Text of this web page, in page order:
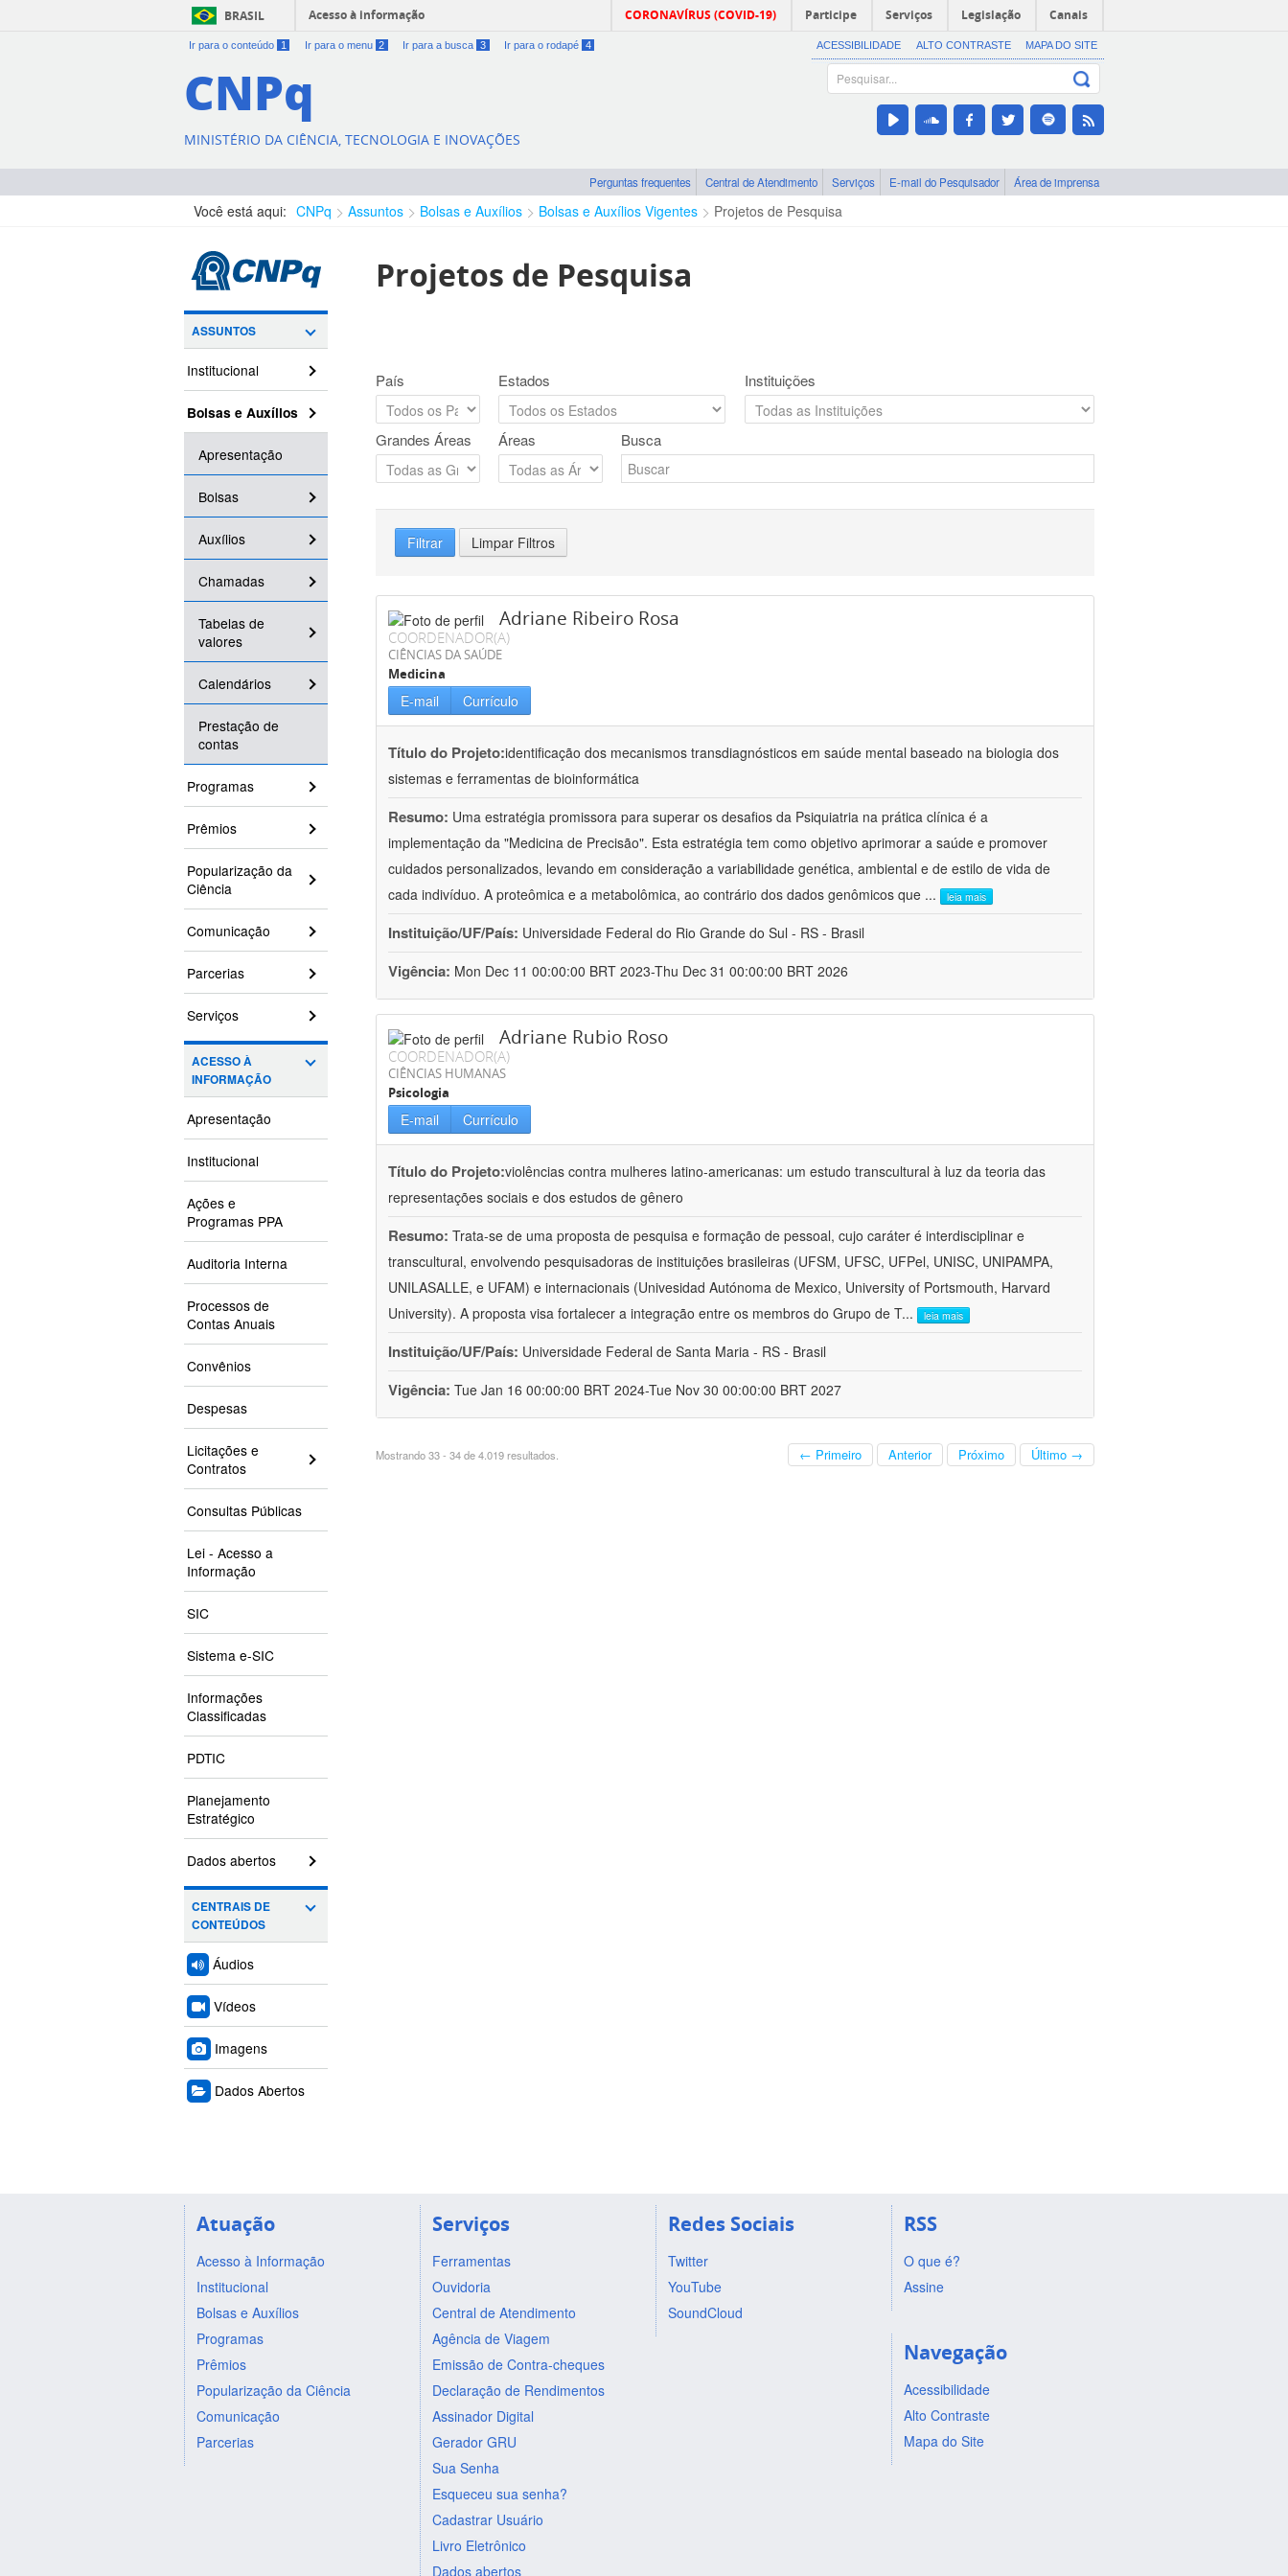
BRASIL Acesso à informação CORONAVÍRUS (COVID-19) Participe Serviços Legislação Canais
Ir para o conteúdo 1 Ir para o menu 2 Ir para a busca 3 Ir para o rodapé 4 ACESSIBILIDADE ALTO CONTRASTE MAPA DO SITE
CNPq
MINISTÉRIO DA CIÊNCIA, TECNOLOGIA E INOVAÇÕES
Perguntas frequentes Central de Atendimento Serviços E-mail do Pesquisador Área de imprensa
Você está aqui: CNPq Assuntos Bolsas e Auxílios Bolsas e Auxílios Vigentes Projetos de Pesquisa
ASSUNTOS
Institucional
Bolsas e Auxílios
Apresentação
Bolsas
Auxílios
Chamadas
Tabelas de
valores
Calendários
Prestação de
contas
Programas
Prêmios
Popularização da
Ciência
Comunicação
Parcerias
Serviços
ACESSO À
INFORMAÇÃO
Apresentação
Institucional
Ações e
Programas PPA
Auditoria Interna
Processos de
Contas Anuais
Convênios
Despesas
Licitações e
Contratos
Consultas Públicas
Lei - Acesso a
Informação
SIC
Sistema e-SIC
Informações
Classificadas
PDTIC
Planejamento
Estratégico
Dados abertos
CENTRAIS DE
CONTEÚDOS
Áudios
Vídeos
Imagens
Dados Abertos
Projetos de Pesquisa
País Estados Instituições
Grandes Áreas Áreas Busca
Filtrar Limpar Filtros
Adriane Ribeiro Rosa
COORDENADOR(A)
CIÊNCIAS DA SAÚDE
Medicina
E-mail Currículo
Título do Projeto:identificação dos mecanismos transdiagnósticos em saúde mental baseado na biologia dos
sistemas e ferramentas de bioinformática
Resumo: Uma estratégia promissora para superar os desafios da Psiquiatria na prática clínica é a
implementação da "Medicina de Precisão". Esta estratégia tem como objetivo aprimorar a saúde e promover
cuidados personalizados, levando em consideração a variabilidade genética, ambiental e de estilo de vida de
cada indivíduo. A proteômica e a metabolômica, ao contrário dos dados genômicos que ... leia mais
Instituição/UF/País: Universidade Federal do Rio Grande do Sul - RS - Brasil
Vigência: Mon Dec 11 00:00:00 BRT 2023-Thu Dec 31 00:00:00 BRT 2026
Adriane Rubio Roso
COORDENADOR(A)
CIÊNCIAS HUMANAS
Psicologia
E-mail Currículo
Título do Projeto:violências contra mulheres latino-americanas: um estudo transcultural à luz da teoria das
representações sociais e dos estudos de gênero
Resumo: Trata-se de uma proposta de pesquisa e formação de pessoal, cujo caráter é interdisciplinar e
transcultural, envolvendo pesquisadoras de instituições brasileiras (UFSM, UFSC, UFPel, UNISC, UNIPAMPA,
UNILASALLE, e UFAM) e internacionais (Univesidad Autónoma de Mexico, University of Portsmouth, Harvard
University). A proposta visa fortalecer a integração entre os membros do Grupo de T... leia mais
Instituição/UF/País: Universidade Federal de Santa Maria - RS - Brasil
Vigência: Tue Jan 16 00:00:00 BRT 2024-Tue Nov 30 00:00:00 BRT 2027
Mostrando 33 - 34 de 4.019 resultados. ← Primeiro Anterior Próximo Último →
Atuação
Acesso à Informação
Institucional
Bolsas e Auxílios
Programas
Prêmios
Popularização da Ciência
Comunicação
Parcerias
Serviços
Ferramentas
Ouvidoria
Central de Atendimento
Agência de Viagem
Emissão de Contra-cheques
Declaração de Rendimentos
Assinador Digital
Gerador GRU
Sua Senha
Esqueceu sua senha?
Cadastrar Usuário
Livro Eletrônico
Dados abertos
Redes Sociais
Twitter
YouTube
SoundCloud
RSS
O que é?
Assine
Navegação
Acessibilidade
Alto Contraste
Mapa do Site